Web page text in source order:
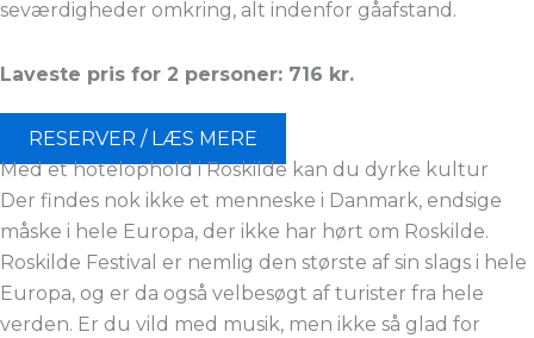
seværdigheder omkring, alt indenfor gåafstand.
Laveste pris for 2 personer: 716 kr.
RESERVER / LÆS MERE
Med et hotelophold i Roskilde kan du dyrke kultur
Der findes nok ikke et menneske i Danmark, endsige
måske i hele Europa, der ikke har hørt om Roskilde.
Roskilde Festival er nemlig den største af sin slags i hele
Europa, og er da også velbesøgt af turister fra hele
verden. Er du vild med musik, men ikke så glad for